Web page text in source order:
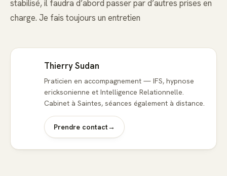
stabilisé, il faudra d’abord passer par d’autres prises en
charge. Je fais toujours un entretien
Thierry Sudan
Praticien en accompagnement — IFS, hypnose
ericksonienne et Intelligence Relationnelle.
Cabinet à Saintes, séances également à distance.
Prendre contact→